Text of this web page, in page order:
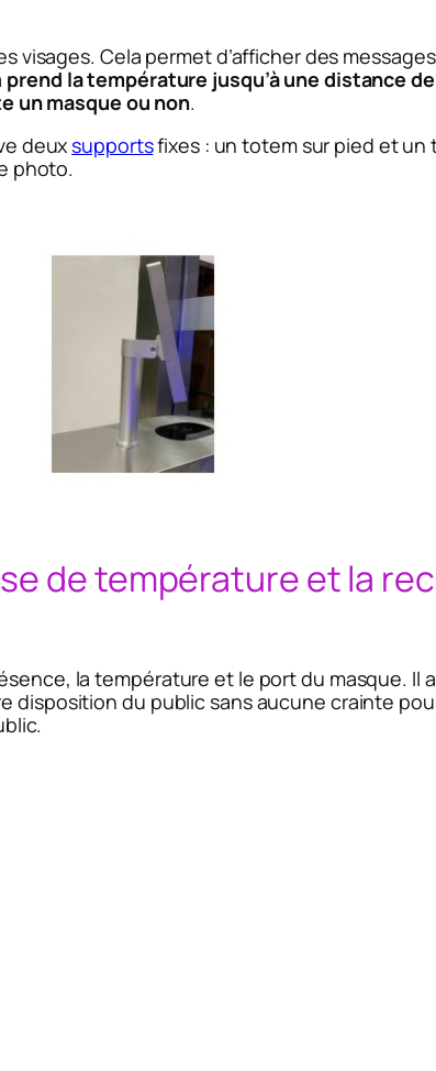
Cela permet d’afficher des
prend la température jusqu’à une distance
un masque ou non.
deuxsupportsfixes : un totem sur pied et un
photo.
de température et la
la température et le port du masque.
disposition du public sans aucune crainte